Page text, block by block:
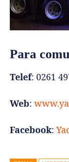
Para
Telef: 0261
Web:
Facebook: